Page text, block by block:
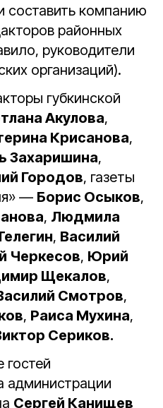
составить компанию
районных
руководители
организаций).
губкинской
Акулова,
Крисанова,
Захаришина,
Городов, газеты
— Борис Осыков,
, Людмила
, Василий
Черкесов, Юрий
Щекалов,
Смотров,
, Раиса Мухина,
Сериков.
гостей
администрации
Сергей Канищев